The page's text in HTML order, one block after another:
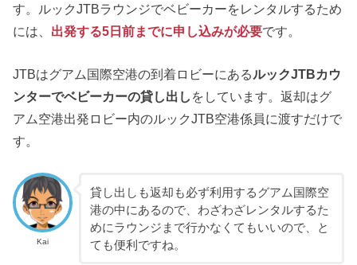
す。ルックJTBラウンジでベビーカーをレンタルするため
には、 出発する5日前までに申し込みが必要です。
JTBはグアム国際空港の到着ロビーにあるルックJTBカウ
ンターでベビーカーの貸し出し をしています。返却はグ
アム空港出発ロビー内のルックJTB空港係員に渡すだけで
す。
Kai
貸し出しも返却も必ず利用するグアム国際空
港の中にあるので、わざわざレンタルするた
めにラウンジまで行かなくてもいいので、と
ても便利ですね。